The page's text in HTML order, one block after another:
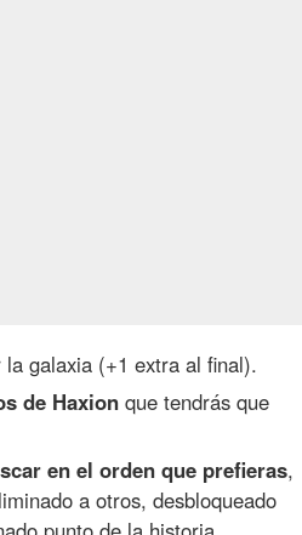
la galaxia (+1 extra al final).
de Haxion que tendrás que
en el orden que prefieras,
a otros, desbloqueado